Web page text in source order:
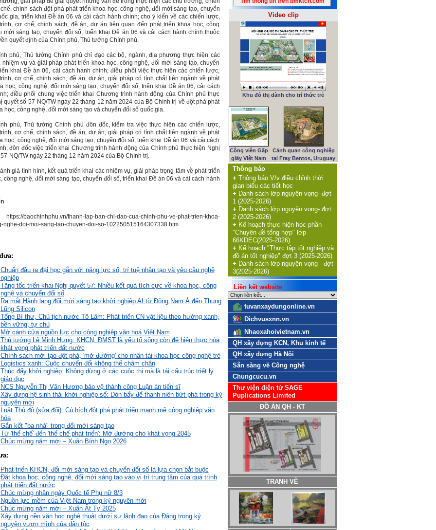
chính sách đột phá phát triển khoa học, công nghệ, đổi mới sáng tạo, chuyển
gia, triển khai Đề án 06 và cải cách hành chính; cho ý kiến về các chiến lược,
cơ chế, chính sách, đề án, dự án liên quan đến phát triển khoa học, công
mới sáng tạo, chuyển đổi số, triển khai Đề án 06 và cải cách hành chính thuộc
quyết định của Chính phủ, Thủ tướng Chính phủ.
phủ, Thủ tướng Chính phủ chỉ đạo các bộ, ngành, địa phương thực hiện các
nhiệm vụ và giải pháp phát triển khoa học, công nghệ, đổi mới sáng tạo, chuyển
khai Đề án 06, cải cách hành chính; điều phối việc thực hiện các chiến lược,
cơ chế, chính sách, đề án, dự án, giải pháp có tính chất liên ngành về phát
học, công nghệ, đổi mới sáng tạo, chuyển đổi số, triển khai Đề án 06, cải cách
điều phối chung việc triển khai Chương trình hành động của Chính phủ thực
quyết số 57-NQ/TW ngày 22 tháng 12 năm 2024 của Bộ Chính trị về đột phá phát
học, công nghệ, đổi mới sáng tạo và chuyển đổi số quốc gia.
phủ, Thủ tướng Chính phủ đôn đốc, kiểm tra việc thực hiện các chiến lược,
cơ chế, chính sách, đề án, dự án, giải pháp có tính chất liên ngành về phát
học, công nghệ, đổi mới sáng tạo, chuyển đổi số, triển khai Đề án 06 và cải cách
đôn đốc việc triển khai Chương trình hành động của Chính phủ thực hiện Nghị
NQ/TW ngày 22 tháng 12 năm 2024 của Bộ Chính trị.
giá tình hình, kết quả triển khai các nhiệm vụ, giải pháp trọng tâm về phát triển
công nghệ, đổi mới sáng tạo, chuyển đổi số, triển khai Đề án 06 và cải cách hành
https://baochinhphu.vn/thanh-lap-ban-chi-dao-cua-chinh-phu-ve-phat-trien-khoa-
nghe-doi-moi-sang-tao-chuyen-doi-so-102250515164307338.htm
Chuẩn đầu ra đại học gắn với năng lực số, trí tuệ nhân tạo và yêu cầu nghề
nghiệp
Tăng tốc triển khai Nghị quyết 57: Nhiều kết quả tích cực về khoa học, công
nghệ và chuyển đổi số
Ra mắt Hành lang đổi mới sáng tạo khởi nghiệp AI từ Đông Nam Á đến Thung
Lũng Silicon
Tổng Bí thư, Chủ tịch nước Tô Lâm: Phát triển CN vật liệu theo hướng xanh,
bền vững, tự chủ
Mở cánh cửa nguồn lực cho công nghiệp văn hoá Việt Nam
Thủ tướng Lê Minh Hưng: KHCN, ĐMST là yếu tố sống còn để hiện thực hóa
khát vọng phát triển đất nước
Chính sách mới tạo đột phá, 'mở đường' cho nhân tài khoa học công nghệ trẻ
Logistics xanh: Cuộc chuyển đổi không thể chậm chân
Thúc đẩy khởi nghiệp: Không dừng ở các cuộc thi mà là tái cấu trúc triết lý
giáo dục
NCS Nguyễn Thị Vân Hương bảo vệ thành công Luận án tiến sĩ
Xây dựng hệ sinh thái khởi nghiệp số: Đòn bẩy để thanh niên bứt phá trong kỷ
nguyên mới
Luật Thủ đô (sửa đổi): Cú hích đột phá phát triển mạnh mẽ công nghiệp văn
hóa
Gắn kết "ba nhà" trong đổi mới sáng tạo
Từ 'thể chế' đến 'thể chế phát triển': Mở đường cho khát vọng 2045
Chúc mừng năm mới – Xuân Bính Ngọ 2026
Phát triển KHCN, đổi mới sáng tạo và chuyển đổi số là lựa chọn bắt buộc
Đặt khoa học, công nghệ, đổi mới sáng tạo vào vị trí trung tâm của quá trình
phát triển đất nước
Chúc mừng nhân ngày Quốc tế Phụ nữ 8/3
Nguồn lực mềm của Việt Nam trong kỷ nguyên mới
Chúc mừng năm mới – Xuân Ất Tỵ 2025
Xây dựng nền văn học nghệ thuật dưới sự lãnh đạo của Đảng trong kỷ
nguyên vươn mình của dân tộc
Video clip
Khu đô thị dành cho trí thức trẻ
Công viên Gấp
giấy Việt Nam
Cảnh quan công nghiệp
tại Fray Bentos, Uruguay
Thông báo
+ Thông báo V/v điều chỉnh thời
gian biểu các tiết học
+ Danh sách lớp nguyện vọng- đợt
1 (2025-2026)
+ Danh sách lớp nguyện vọng- đợt
2 (2025-2026)
+ Kế hoạch thực hiện học phần
"Chuyên đề tổng hợp" lớp
66KDEC(2025-2026)
+ Kế hoạch "Thực tập tốt nghiệp và
đồ án tốt nghiệp" đợt 3 (2025-2026)
+ Danh sách lớp nguyện vọng - đợt
3(2025-2026)
Liên kết website
tuvanxaydungonline.vn
Dichvusxnn.vn
Nhaoxahoivietnam.vn
QH xây dựng KCN, Khu kinh tế
QH xây dựng Hà Nội
Sẵn sàng về Công nghệ
Chungcucu.vn
Thư viện điện tử SAGE
Puplications Limited
ĐỒ ÁN QH - KT
TRANH VẼ